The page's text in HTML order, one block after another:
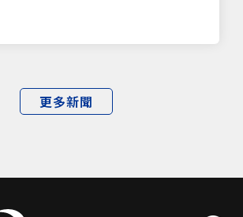
更多新聞